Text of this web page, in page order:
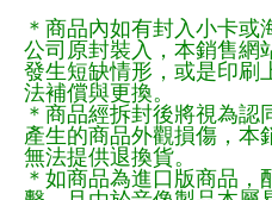
＊商品內如有封入小卡
公司原封裝入，本銷售網
發生短缺情形，或是印刷
法補償與更換。
＊商品經拆封後將視為
產生的商品外觀損傷，本
無法提供退換貨。
＊如商品為進口版商品